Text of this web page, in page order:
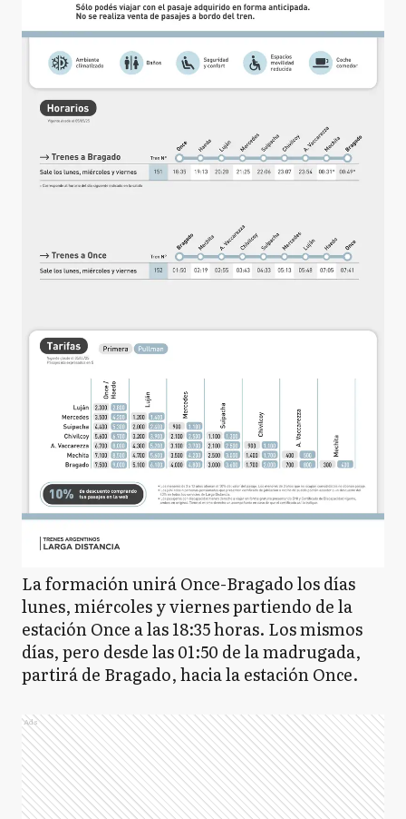
La formación unirá Once-Bragado los días
lunes, miércoles y viernes partiendo de la
estación Once a las 18:35 horas. Los mismos
días, pero desde las 01:50 de la madrugada,
partirá de Bragado, hacia la estación Once.
Ads